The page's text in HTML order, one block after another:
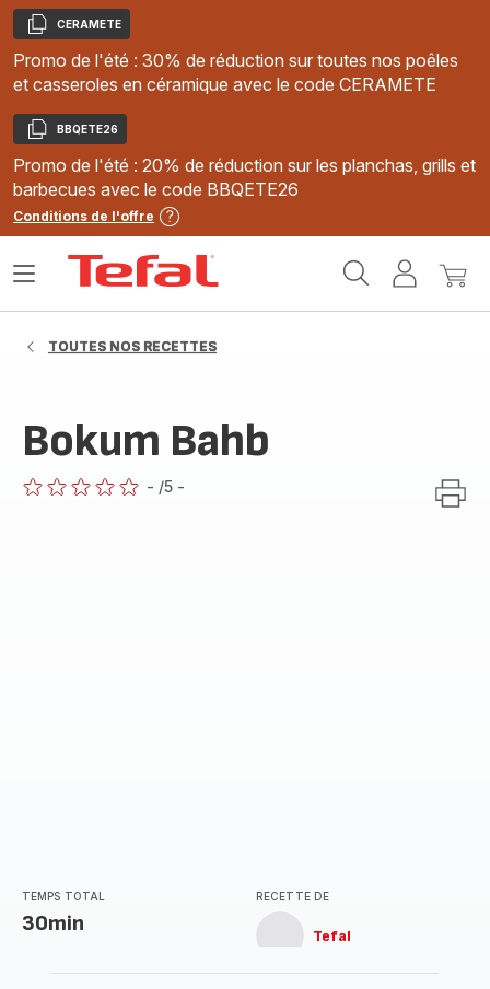
Copier
CERAMETE
Promo de l'été : 30% de réduction sur toutes nos poêles
et casseroles en céramique avec le code CERAMETE
Copier
BBQETE26
Promo de l'été : 20% de réduction sur les planchas, grills et
barbecues avec le code BBQETE26
Conditions de l'offre
MonMon
Ouvrir
TOUTES NOS RECETTES
Bokum Bahb
- /5 -
TEMPS TOTAL
30min
RECETTE DE
Tefal